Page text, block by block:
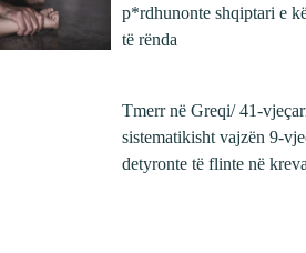
p*rdhunonte shqiptari e
të rënda
Tmerr në Greqi/ 41-
sistematikisht vajzën 9-
detyronte të flinte në